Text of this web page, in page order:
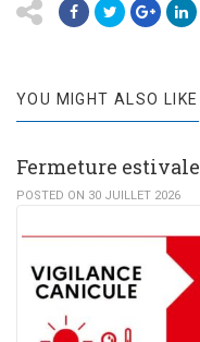
YOU MIGHT ALSO LIKE
Fermeture estivale
POSTED ON 30 JUILLET 2026